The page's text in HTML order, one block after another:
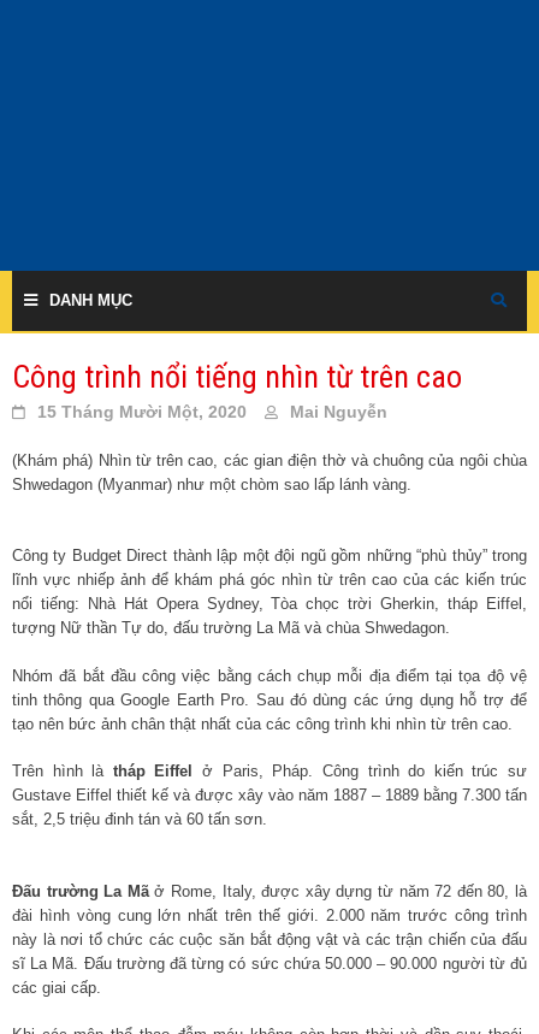
DANH MỤC
Công trình nổi tiếng nhìn từ trên cao
15 Tháng Mười Một, 2020 Mai Nguyễn
(Khám phá) Nhìn từ trên cao, các gian điện thờ và chuông của ngôi chùa
Shwedagon (Myanmar) như một chòm sao lấp lánh vàng.
Công ty Budget Direct thành lập một đội ngũ gồm những “phù thủy” trong
lĩnh vực nhiếp ảnh để khám phá góc nhìn từ trên cao của các kiến trúc
nổi tiếng: Nhà Hát Opera Sydney, Tòa chọc trời Gherkin, tháp Eiffel,
tượng Nữ thần Tự do, đấu trường La Mã và chùa Shwedagon.
Nhóm đã bắt đầu công việc bằng cách chụp mỗi địa điểm tại tọa độ vệ
tinh thông qua Google Earth Pro. Sau đó dùng các ứng dụng hỗ trợ để
tạo nên bức ảnh chân thật nhất của các công trình khi nhìn từ trên cao.
Trên hình là tháp Eiffelở Paris, Pháp. Công trình do kiến trúc sư
Gustave Eiffel thiết kế và được xây vào năm 1887 – 1889 bằng 7.300 tấn
sắt, 2,5 triệu đinh tán và 60 tấn sơn.
Đấu trường La Mãở Rome, Italy, được xây dựng từ năm 72 đến 80, là
đài hình vòng cung lớn nhất trên thế giới. 2.000 năm trước công trình
này là nơi tổ chức các cuộc săn bắt động vật và các trận chiến của đấu
sĩ La Mã. Đấu trường đã từng có sức chứa 50.000 – 90.000 người từ đủ
các giai cấp.